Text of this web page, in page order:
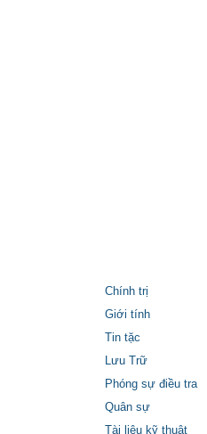
Chính trị
Giới tính
Tin tặc
Lưu Trữ
Phóng sự điều tra
Quân sự
Tài liệu kỹ thuật